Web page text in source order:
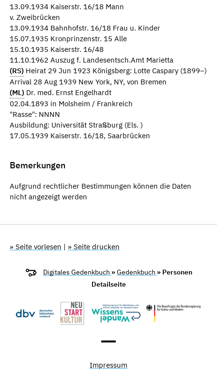
13.09.1934 Kaiserstr. 16/18 Mann
v. Zweibrücken
13.09.1934 Bahnhofstr. 16/18 Frau u. Kinder
15.07.1935 Kronprinzenstr. 15 Alle
15.10.1935 Kaiserstr. 16/48
11.10.1962 Auszug f. Landesentsch.Amt Marietta
(RS) Heirat 29 Jun 1923 Königsberg: Lotte Caspary (1899–)
Arrival 28 Aug 1939 New York, NY, von Bremen
(ML) Dr. med. Ernst Engelhardt
02.04.1893 in Molsheim / Frankreich
"Rasse": NNNN
Ausbildung: Universität Straßburg (Els. )
17.05.1939 Kaiserstr. 16/18, Saarbrücken
Bemerkungen
Aufgrund rechtlicher Bestimmungen können die Daten
nicht angezeigt werden
» Seite vorlesen | » Seite drucken
Digitales Gedenkbuch »Gedenkbuch » Personen
Detailseite
Impressum